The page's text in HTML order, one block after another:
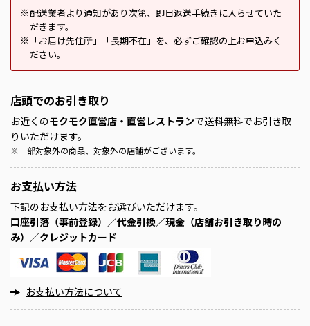
※ 配送業者より通知があり次第、即日返送手続きに入らせていた
だきます。
※
「お届け先住所」「長期不在」を、必ずご確認の上お申込みく
ださい。
店頭でのお引き取り
お近くのモクモク直営店・直営レストランで送料無料でお引き取
りいただけます。
※一部対象外の商品、対象外の店舗がございます。
お支払い方法
下記のお支払い方法をお選びいただけます。
口座引落（事前登録）／代金引換／現金（店舗お引き取り時の
み）／クレジットカード
お支払い方法について